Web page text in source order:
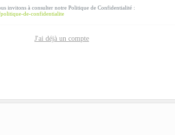
invitons à consulter notre Politique de Confidentialité :
de-confidentialite
J'ai déjà un compte